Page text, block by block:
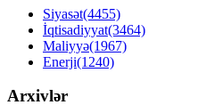
Siyasət(4455)
İqtisadiyyat(3464)
Maliyyə(1967)
Enerji(1240)
Arxivlər